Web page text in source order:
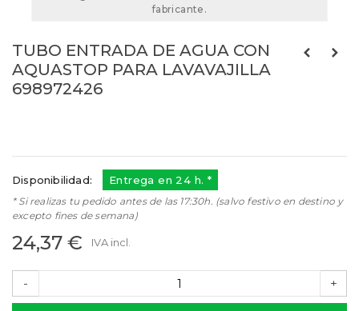
fabricante.
TUBO ENTRADA DE AGUA CON
AQUASTOP PARA LAVAVAJILLA
698972426
Disponibilidad: Entrega en 24 h. *
* Si realizas tu pedido antes de las 17:30h. (salvo festivo en destino y
excepto fines de semana)
24,37 € IVA incl.
- +